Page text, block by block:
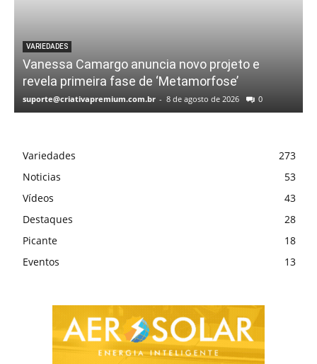
VARIEDADES
Vanessa Camargo anuncia novo projeto e
revela primeira fase de ‘Metamorfose’
suporte@criativapremium.com.br - 8 de agosto de 2026 0
Variedades
273
Noticias
53
Vídeos
43
Destaques
28
Picante
18
Eventos
13